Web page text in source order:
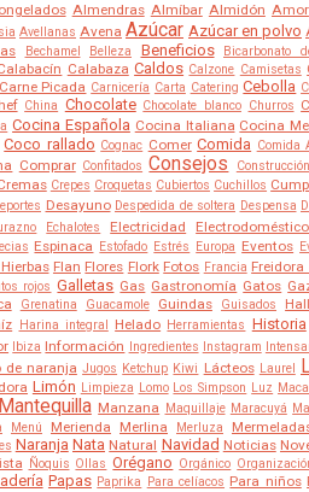
Almendras Almíbar Almidón Amor
Avellanas Avena Azúcar Azúcar en polvo
Bechamel Belleza Beneficios Bicarbonato
Calabaza Caldos Calzone Camisetas
Carne Picada Carnicería Carta Catering Cebolla
China Chocolate Chocolate blanco Churros
Cocina Española Cocina Italiana Cocina
Coco rallado Cognac Comer Comida Comida
Comprar Confitados Consejos Construcción
Crepes Croquetas Cubiertos Cuchillos
Desayuno Despedida de soltera Despensa
Echalotes Electricidad
Espinaca Estofado Estrés Europa Eventos
Flan Flores Flork Fotos Francia Freidora
rojos Galletas Gas Gastronomía Gatos
Grenatina Guacamole Guindas Guisados
Harina integral Helado Herramientas Historia
Ibiza Información Ingredientes Instagram
de naranja Jugos Ketchup Kiwi Lácteos Laurel
Limón Limpieza Lomo Los Simpson Luz
Mantequilla Manzana Maquillaje Maracuyá
Menú Merienda Merlina Merluza
Naranja Nata Natural Navidad Noticias
Ñoquis Ollas Orégano Orgánico
Papas Paprika Para celíacos Para niños